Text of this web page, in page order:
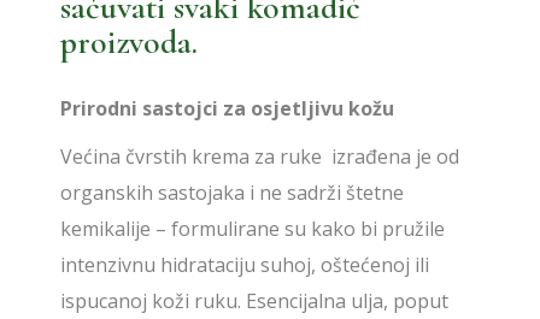
proizvoda.
Prirodni sastojci za osjetljivu kožu
Većina čvrstih krema za ruke izrađena je od
organskih sastojaka i ne sadrži štetne
kemikalije – formulirane su kako bi pružile
intenzivnu hidrataciju suhoj, oštećenoj ili
ispucanoj koži ruku. Esencijalna ulja, poput